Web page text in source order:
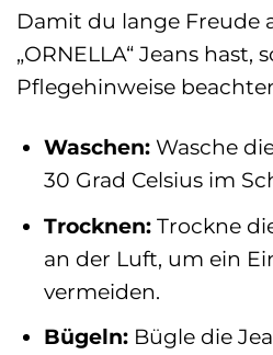
Damit du lange Freude
„ORNELLA“ Jeans
Pflegehinweise
Waschen:Wasche
30 Grad Celsius im
Trocknen:Trockne
an der Luft, um ein
vermeiden.
Bügeln:Bügle die